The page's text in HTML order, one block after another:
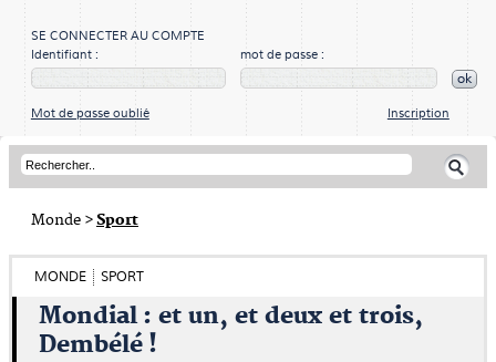
SE CONNECTER AU COMPTE
Identifiant :
mot de passe :
ok
Mot de passe oublié Inscription
Monde >Sport
MONDE SPORT
Mondial : et un, et deux et trois,
Dembélé !